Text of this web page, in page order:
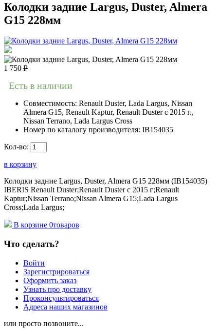
Колодки задние Largus, Duster, Almera
G15 228мм
1 750 Р
Есть в наличии
Совместимость: Renault Duster, Lada Largus, Nissan
Almera G15, Renault Kaptur, Renault Duster с 2015 г.,
Nissan Terrano, Lada Largus Cross
Номер по каталогу производителя: IB154035
Кол-во:
в корзину
Колодки задние Largus, Duster, Almera G15 228мм (IB154035)
IBERIS Renault Duster;Renault Duster с 2015 г;Renault
Kaptur;Nissan Terrano;Nissan Almera G15;Lada Largus
Cross;Lada Largus;
В корзине 0товаров
Что сделать?
Войти
Зарегистрироваться
Оформить заказ
Узнать про доставку
Проконсультироваться
Адреса наших магазинов
или просто позвоните...